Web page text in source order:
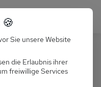
050
Nr. 2
🍪
Sie unsere Website
die Erlaubnis ihrer
freiwillige Services